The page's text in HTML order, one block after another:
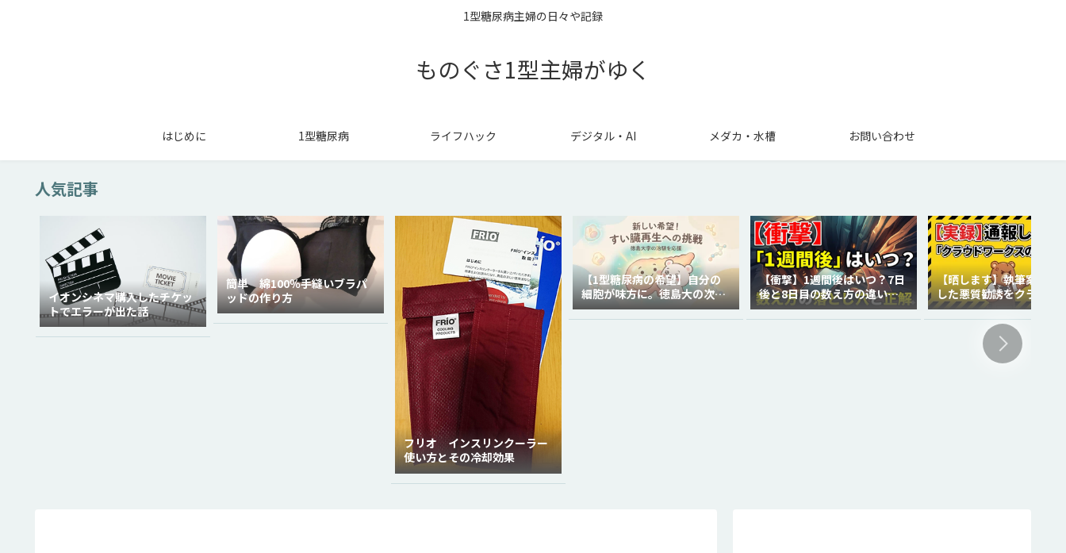
1型糖尿病主婦の日々や記録
ものぐさ1型主婦がゆく
はじめに 1型糖尿病 ライフハック デジタル・AI メダカ・水槽 お問い合わせ
人気記事
イオンシネマ購入したチケッ
トでエラーが出た話
簡単 綿100％手縫いブラパ
ッドの作り方
フリオ インスリンクーラー
使い方とその冷却効果
【1型糖尿病の希望】自分の
細胞が味方に。徳島大の次世
代再生医療
【衝撃】1週間後はいつ？7日
後と8日目の数え方の違いを
徹底解説！
【晒します】執筆案件で
した悪質勧誘をクラウド
クスに通報しました。